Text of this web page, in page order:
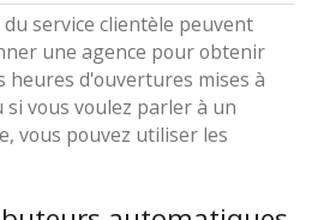
service clientèle peuvent
une agence pour obtenir
heures d'ouvertures mises à
si vous voulez parler à un
vous pouvez utiliser les